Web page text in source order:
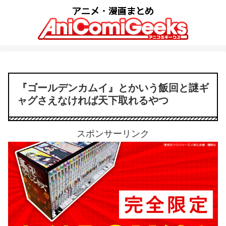
『ゴールデンカムイ』とかいう飯回と謎ギ
ャグさえなければ天下取れるやつ
スポンサーリンク